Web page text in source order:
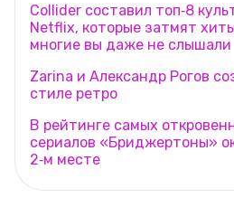
Collider составил топ‑8
Netflix, которые затмят
многие вы даже не слышали
Zarina и Александр Рогов
стиле ретро
В рейтинге самых
сериалов «Бриджертоны»
2‑м месте